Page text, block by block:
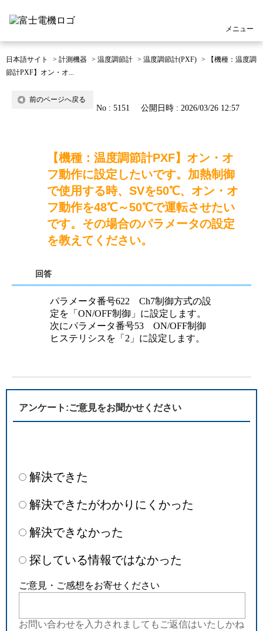
メニュー
日本語サイト > 計測機器 > 温度調節計 > 温度調節計(PXF) >
【機種：温度調
節計PXF】オン・オ...
前のページへ戻る
No : 5151 公開日時 : 2026/03/26 12:57
【機種：温度調節計PXF】オン・オ
フ動作に設定したいです。加熱制御
で使用する時、SVを50℃、オン・オ
フ動作を48℃～50℃で運転させたい
です。その場合のパラメータの設定
を教えてください。
回答
パラメータ番号622 Ch7制御方式の設
定を「ON/OFF制御」に設定します。
次にパラメータ番号53 ON/OFF制御
ヒステリシスを「2」に設定します。
アンケート:ご意見をお聞かせください
解決できた
解決できたがわかりにくかった
解決できなかった
探している情報ではなかった
ご意見・ご感想をお寄せください
お問い合わせを入力されましてもご返信はいたしかね